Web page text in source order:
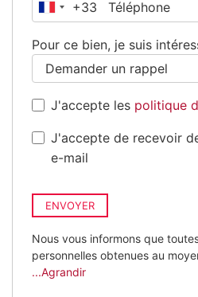
France
+33
Pour ce bien, je suis
J'accepte les politique
J'accepte de recevoir
e-mail
ENVOYER
Nous vous informons que
personnelles obtenues au
...Agrandir